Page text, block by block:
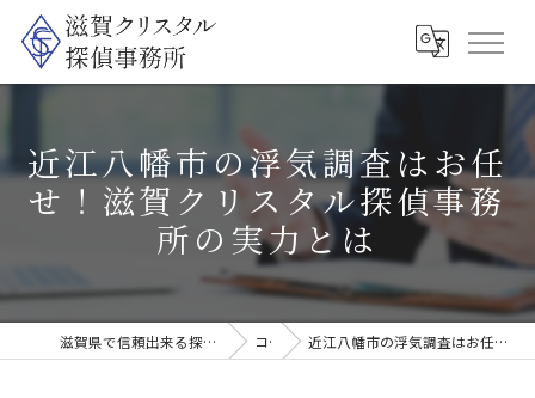
近江八幡市の浮気調査はお任
せ！滋賀クリスタル探偵事務
所の実力とは
滋賀県で信頼出来る探偵なら滋賀クリスタル探偵事務所 コラム 近江八幡市の浮気調査はお任せ！滋賀クリスタル探偵事務所の実力とは